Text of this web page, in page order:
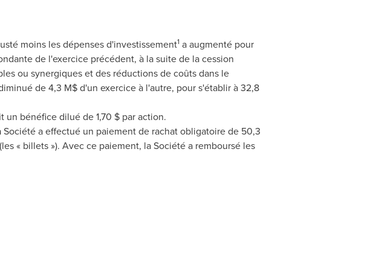
moins les dépenses d'investissement1a augmenté pour
de l'exercice précédent, à la suite de la cession
ou synergiques et des réductions de coûts dans le
de 4,3 M$ d'un exercice à l'autre, pour s'établir à 32,8
un bénéfice dilué de 1,70 $ par action.
a effectué un paiement de rachat obligatoire de 50,3
« billets »). Avec ce paiement, la Société a remboursé les